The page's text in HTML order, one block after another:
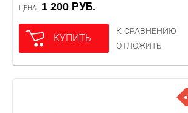
ЦЕНА 1 200 РУБ.
КУПИТЬ
К СРАВНЕНИЮ
ОТЛОЖИТЬ